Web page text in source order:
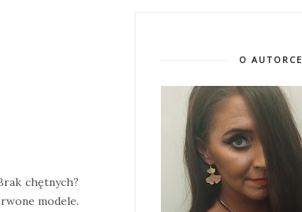
chętnych?
modele.
O AUTORCE